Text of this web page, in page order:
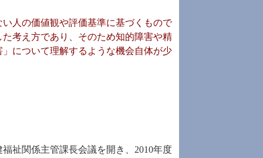
人の価値観や評価基準に基づくもので
考え方であり、そのため知的障害や精
について理解するような機会自体が少
祉関係主管課長会議を開き、2010年度